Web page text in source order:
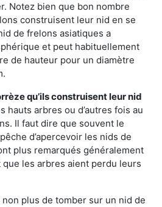
Notez bien que bon nombre
construisent leur nid en se
de frelons asiatiques a
et peut habituellement
de hauteur pour un diamètre
qu’ils construisent leur nid
hauts arbres ou d’autres fois au
Il faut dire que souvent le
d’apercevoir les nids de
plus remarqués généralement
que les arbres aient perdu leurs
non plus de tomber sur un nid de